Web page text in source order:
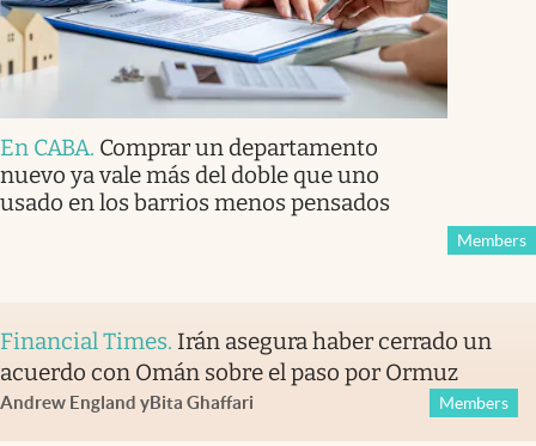
En CABA. Comprar un departamento
nuevo ya vale más del doble que uno
usado en los barrios menos pensados
Members
Financial Times. Irán asegura haber cerrado un
acuerdo con Omán sobre el paso por Ormuz
Andrew England yBita Ghaffari Members